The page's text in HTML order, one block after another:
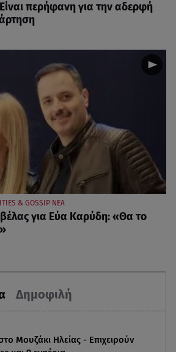
Δημοφιλή
Μουζάκι Ηλείας - Επιχειρούν
περήφανη για την αδερφή
& GOSSIP ΝΕΑ
για Εύα Καρύδη: «Θα το